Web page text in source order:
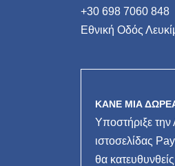
+30 698 7060 848
Εθνική Οδός
ΚΑΝΕ ΜΙΑ
Υποστήριξε
ιστοσελίδας
θα